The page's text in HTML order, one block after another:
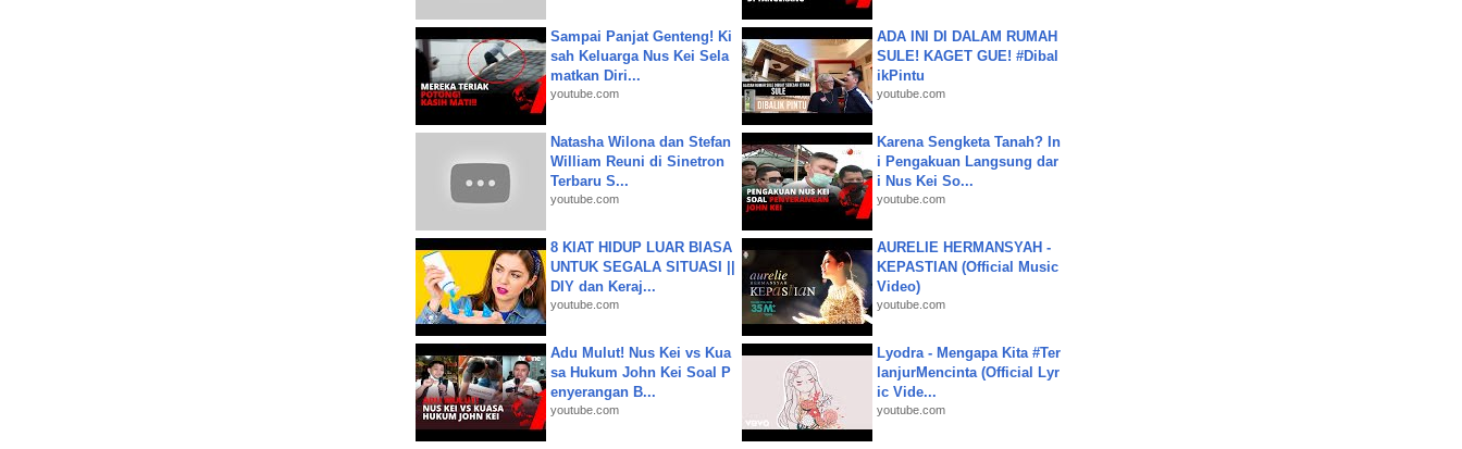
Sampai Panjat Genteng! Ki
sah Keluarga Nus Kei Sela
matkan Diri...
youtube.com
ADA INI DI DALAM RUMAH
SULE! KAGET GUE! #Dibal
ikPintu
youtube.com
Natasha Wilona dan Stefan
William Reuni di Sinetron
Terbaru S...
youtube.com
Karena Sengketa Tanah? In
i Pengakuan Langsung dar
i Nus Kei So...
youtube.com
8 KIAT HIDUP LUAR BIASA
UNTUK SEGALA SITUASI ||
DIY dan Keraj...
youtube.com
AURELIE HERMANSYAH -
KEPASTIAN (Official Music
Video)
youtube.com
Adu Mulut! Nus Kei vs Kua
sa Hukum John Kei Soal P
enyerangan B...
youtube.com
Lyodra - Mengapa Kita #Ter
lanjurMencinta (Official Lyr
ic Vide...
youtube.com